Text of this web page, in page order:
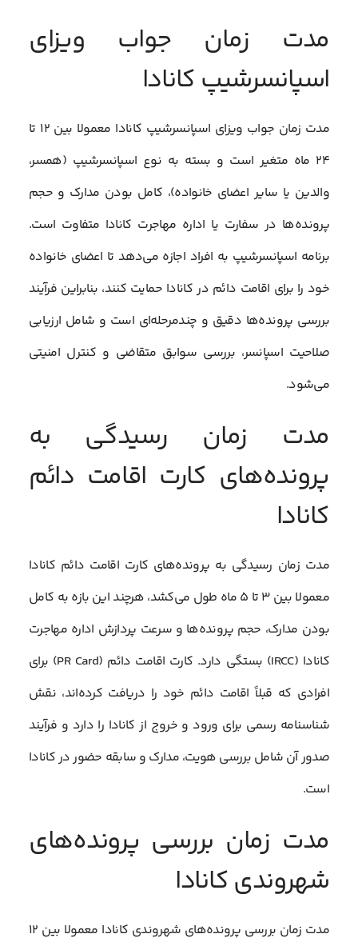
مدت زمان جواب ویزای
اسپانسرشیپ کانادا
مدت زمان جواب ویزای اسپانسرشیپ کانادا معمولا بین ۱۲ تا
۲۴ ماه متغیر است و بسته به نوع اسپانسرشیپ (همسر،
والدین یا سایر اعضای خانواده)، کامل بودن مدارک و حجم
پرونده‌ها در سفارت یا اداره مهاجرت کانادا متفاوت است.
برنامه اسپانسرشیپ به افراد اجازه می‌دهد تا اعضای خانواده
خود را برای اقامت دائم در کانادا حمایت کنند، بنابراین فرآیند
بررسی پرونده‌ها دقیق و چندمرحله‌ای است و شامل ارزیابی
صلاحیت اسپانسر، بررسی سوابق متقاضی و کنترل امنیتی
می‌شود.
مدت زمان رسیدگی به
پرونده‌های کارت اقامت دائم
کانادا
مدت زمان رسیدگی به پرونده‌های کارت اقامت دائم کانادا
معمولا بین ۳ تا ۵ ماه طول می‌کشد، هرچند این بازه به کامل
بودن مدارک، حجم پرونده‌ها و سرعت پردازش اداره مهاجرت
کانادا (IRCC) بستگی دارد. کارت اقامت دائم (PR Card) برای
افرادی که قبلاً اقامت دائم خود را دریافت کرده‌اند، نقش
شناسنامه رسمی برای ورود و خروج از کانادا را دارد و فرآیند
صدور آن شامل بررسی هویت، مدارک و سابقه حضور در کانادا
است.
مدت زمان بررسی پرونده‌های
شهروندی کانادا
مدت زمان بررسی پرونده‌های شهروندی کانادا معمولا بین ۱۲